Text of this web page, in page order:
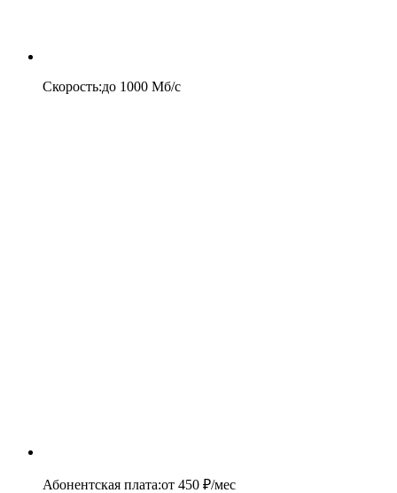
Скорость:до 1000 Мб/c
Абонентская плата:от 450 ₽/мес